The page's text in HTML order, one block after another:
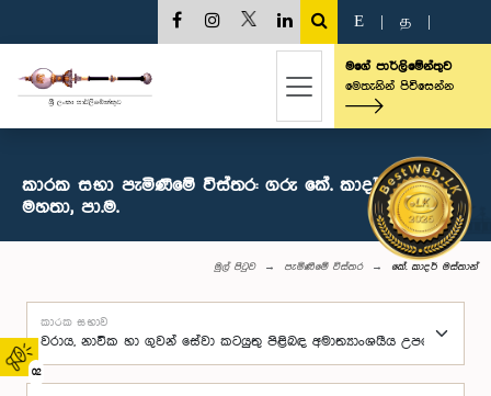
02
E த
මගේ පාර්ලිමේන්තුව
මෙතැනින් පිවිසෙන්න
කාරක සභා පැමිණීමේ විස්තර: ගරු ‍කේ. කාදර් මස්තාන්
මහතා, පා.ම.
මුල් පිටුව පැමිණීමේ විස්තර ‍කේ. කාදර් මස්තාන්
කාරක සභාව